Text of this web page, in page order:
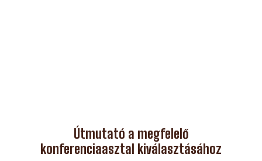
Útmutató a megfelelő
konferenciaasztal kiválasztásához